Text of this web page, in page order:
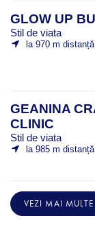
GLOW UP
Stil de viata
la 970 m distanță
GEANINA
CLINIC
Stil de viata
la 985 m distanță
VEZI MAI MULTE